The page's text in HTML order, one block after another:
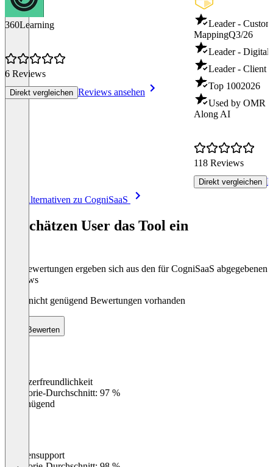
360Learning
6 Reviews
Direkt vergleichen Reviews ansehen
Leader -
MappingQ3/26
Leader - Digital
Leader - Client
Top 1002026
Used by OMR
Along AI
118 Reviews
Direkt vergleichen
Alle Alternativen zu CogniSaaS
So schätzen User das Tool ein
Die Bewertungen ergeben sich aus den für CogniSaaS abgegebenen
Reviews
Noch nicht genügend Bewertungen vorhanden
Bewerten
Benutzerfreundlichkeit
Kategorie-Durchschnitt: 97 %
Ungenügend
Kundensupport